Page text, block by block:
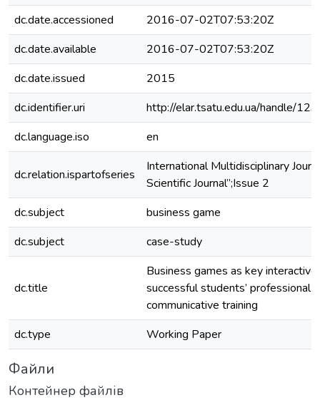
dc.date.accessioned
2016-07-02T07:53:20Z
dc.date.available
2016-07-02T07:53:20Z
dc.date.issued
2015
dc.identifier.uri
http://elar.tsatu.edu.ua/handle/
dc.language.iso
en
dc.relation.ispartofseries
International Multidisciplinary
Scientific Journal”;Issue 2
dc.subject
business game
dc.subject
case-study
dc.title
Business games as key
successful students’ professional
communicative training
dc.type
Working Paper
Файли
Контейнер файлів